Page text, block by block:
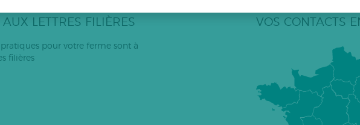
LETTRES FILIÈRES
pour votre ferme sont à
filières
VOS CONTACTS